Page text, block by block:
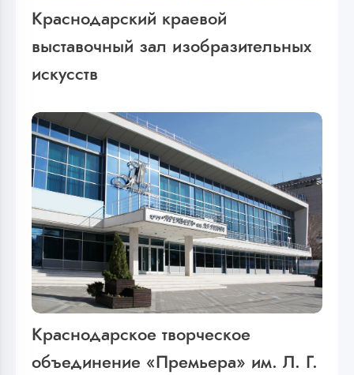
Краснодарский краевой
выставочный зал изобразительных
искусств
Краснодарское творческое
объединение «Премьера» им. Л. Г.